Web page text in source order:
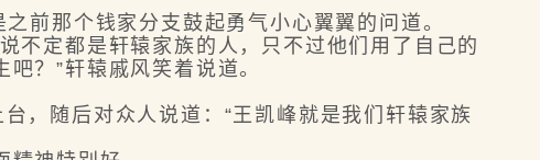
那个钱家分支鼓起勇气小心翼翼的问道。
定都是轩辕家族的人，只不过他们用了自己的
？”轩辕戚风笑着说道。
随后对众人说道：“王凯峰就是我们轩辕家族